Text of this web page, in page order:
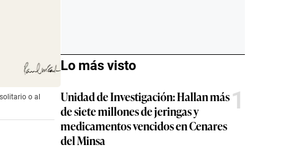
o al
Lo más visto
Unidad de Investigación: Hallan más
de siete millones de jeringas y
medicamentos vencidos en Cenares
del Minsa
1